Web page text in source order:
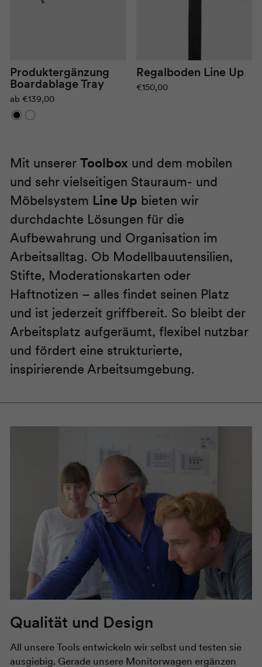
Produktergänzung
Boardablage Tray
ab €139,00
Regalboden Line Up
€150,00
Mit unserer Toolbox und dem mobilen
und sehr vielseitigen Stauraum- und
Möbelsystem Line Up bieten wir
durchdachte Lösungen für die
Aufbewahrung und Organisation im
Arbeitsalltag. Ob Modellbauutensilien,
Stifte, Moderationskarten oder
Haftnotizen – alles findet seinen Platz
und ist jederzeit griffbereit. So bleibt der
Arbeitsplatz aufgeräumt, flexibel nutzbar
und fördert eine strukturierte,
inspirierende Arbeitsumgebung.
Qualität und Design
All unsere Tools entwickeln wir selbst und testen sie
ausgiebig. Gerade unsere Monitorwagen ergänzen